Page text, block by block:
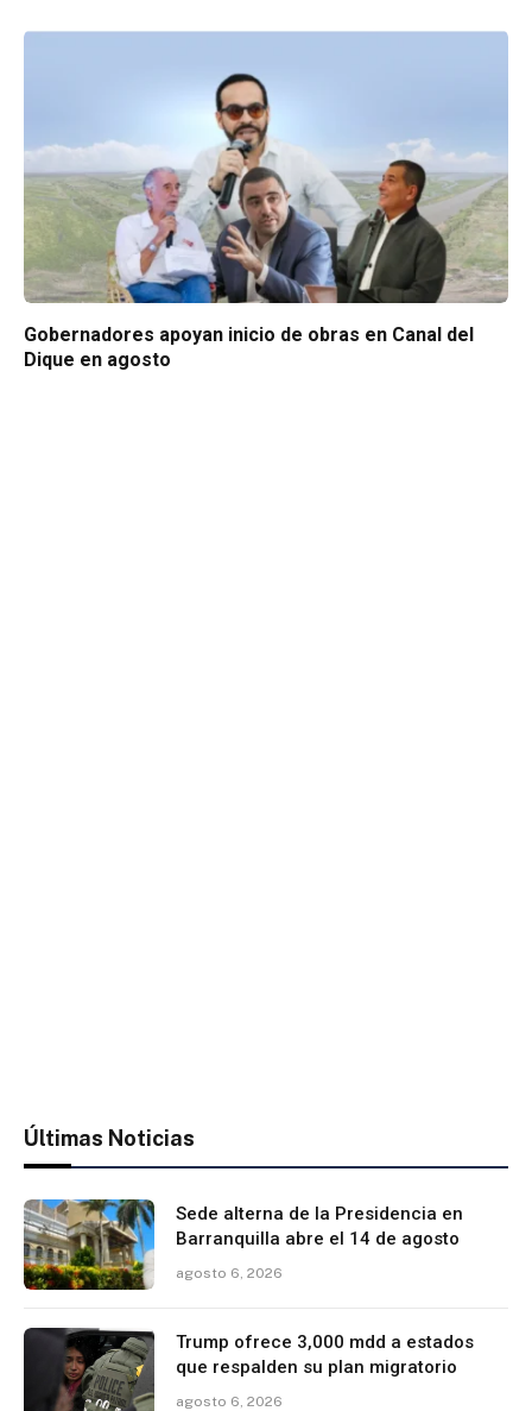
Gobernadores apoyan inicio de obras en Canal del
Dique en agosto
Últimas Noticias
Sede alterna de la Presidencia en
Barranquilla abre el 14 de agosto
agosto 6, 2026
Trump ofrece 3,000 mdd a estados
que respalden su plan migratorio
agosto 6, 2026